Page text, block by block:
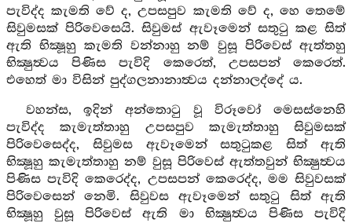
පැවිද්ද කැමති වේ ද, උපසපුව කැමති වේ ද, හෙ තෙමේ
සිවුමසක් පිරිවෙසෙයි. සිවුමස් ඇවෑමෙන් සතුටු කළ සිත්
ඇති භික්‍ෂූහු කැමති වන්නාහු නම් වුසූ පිරිවෙස් ඇත්තහු
භික්‍ෂුත්‍වය පිණිස පැවිදි කෙරෙත්, උපසපන් කෙරෙත්.
එහෙත් මා විසින් පුද්ගලනානාත්‍වය දන්නාලද්දේ ය.
වහන්ස, ඉදින් අන්තොටු වූ විරූවෝ මෙසස්නෙහි
පැවිද්ද කැමැත්තාහු උපසපුව කැමැත්තාහු සිවුමසක්
පිරිවෙසෙද්ද, සිවුමස ඇවෑමෙන් සතුටුකළ සිත් ඇති
භික්‍ෂූහු කැමැත්තාහු නම් වුසූ පිරිවෙස් ඇත්තවුන් භික්‍ෂුත්‍වය
පිණිස පැවිදි කෙරෙද්ද, උපසපන් කෙරෙද්ද, මම සිවුවසක්
පිරිවෙසෙන් නෙමි. සිවුවස ඇවෑමෙන් සතුටු සිත් ඇති
භික්‍ෂූහු වුසූ පිරිවෙස් ඇති මා භික්‍ෂුත්‍වය පිණිස පැවිදි